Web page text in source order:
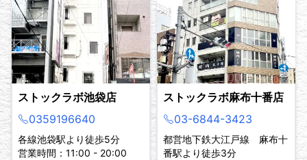
ストックラボ池袋店
0359196640
各線池袋駅より徒歩5分
営業時間：11:00 - 20:00
ストックラボ麻布十番店
03-6844-3423
都営地下鉄大江戸線 麻布十
番駅より徒歩3分